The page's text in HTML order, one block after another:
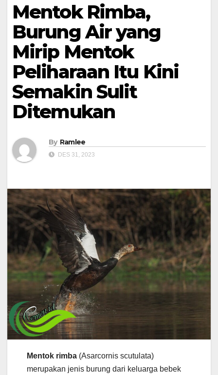
Mentok Rimba,
Burung Air yang
Mirip Mentok
Peliharaan Itu Kini
Semakin Sulit
Ditemukan
By Ramlee
DES 31, 2023
Mentok rimba (Asarcornis scutulata)
merupakan jenis burung dari keluarga bebek